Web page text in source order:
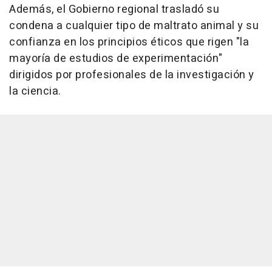
Además, el Gobierno regional trasladó su
condena a cualquier tipo de maltrato animal y su
confianza en los principios éticos que rigen "la
mayoría de estudios de experimentación"
dirigidos por profesionales de la investigación y
la ciencia.